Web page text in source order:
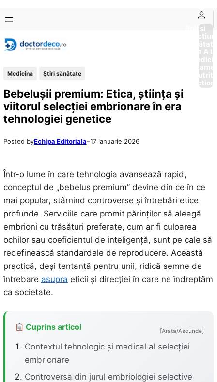
conținut
content
Boli si
Afectiuni
Sănătate
de la A
Medicina Ştiri sănătate
Bebelușii premium: Etica, știința și
viitorul selecției embrionare în era
tehnologiei genetice
Posted byEchipa Editoriala–17 ianuarie 2026
Într-o lume în care tehnologia avansează rapid,
conceptul de „bebelus premium” devine din ce în ce
mai popular, stârnind controverse și întrebări etice
profunde. Serviciile care promit părinților să aleagă
embrioni cu trăsături preferate, cum ar fi culoarea
ochilor sau coeficientul de inteligență, sunt pe cale să
redefinească standardele de reproducere. Această
practică, deși tentantă pentru unii, ridică semne de
întrebare asupra eticii și direcției în care ne îndreptăm
ca societate.
Cuprins articol [Arata/Ascunde]
Contextul tehnologic și medical al selecției
embrionare
Controversa din jurul embriologiei selective